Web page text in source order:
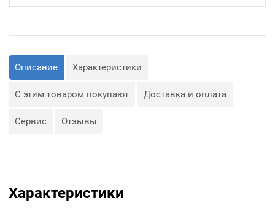
Описание Характеристики
С этим товаром покупают Доставка и оплата
Сервис Отзывы
Характеристики